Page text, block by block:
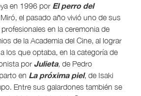
en 1996 por El perro del
el pasado año vivió uno de sus
en la ceremonia de
de la Academia del Cine, al lograr
los que optaba, en la categoría de
por Julieta, de Pedro
en La próxima piel, de Isaki
Entre sus galardones también se